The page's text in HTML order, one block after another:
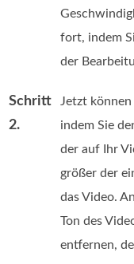
fort, indem
der
Schritt
2.
Jetzt
indem Sie
der auf Ihr
größer der
das Video.
Ton des
entfernen,